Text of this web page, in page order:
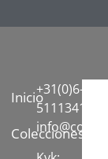
Inicio
Colecciones
+31(0)6-
51113413